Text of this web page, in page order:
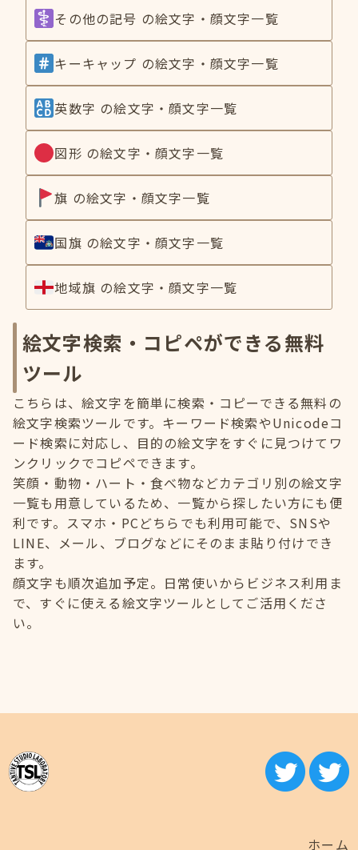
その他の記号 の絵文字・顔文字一覧
キーキャップ の絵文字・顔文字一覧
英数字 の絵文字・顔文字一覧
図形 の絵文字・顔文字一覧
旗 の絵文字・顔文字一覧
国旗 の絵文字・顔文字一覧
地域旗 の絵文字・顔文字一覧
絵文字検索・コピペができる無料
ツール
こちらは、絵文字を簡単に検索・コピーできる無料の
絵文字検索ツールです。キーワード検索やUnicodeコ
ード検索に対応し、目的の絵文字をすぐに見つけてワ
ンクリックでコピペできます。
笑顔・動物・ハート・食べ物などカテゴリ別の絵文字
一覧も用意しているため、一覧から探したい方にも便
利です。スマホ・PCどちらでも利用可能で、SNSや
LINE、メール、ブログなどにそのまま貼り付けでき
ます。
顔文字も順次追加予定。日常使いからビジネス利用ま
で、すぐに使える絵文字ツールとしてご活用くださ
い。
ホーム